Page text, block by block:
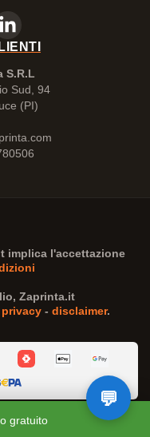
gratuito
S.R.L
Sud, 94
(PI)
implica l'accettazione
Zaprinta.it
- disclaimer.